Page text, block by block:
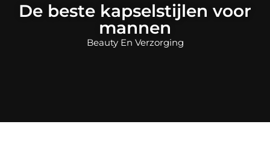
De beste kapselstijlen voor
mannen
Beauty En Verzorging